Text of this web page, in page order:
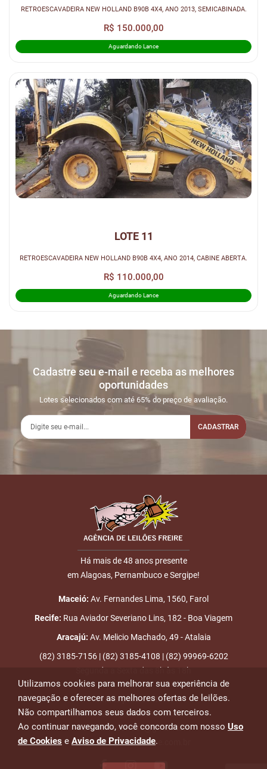
RETROESCAVADEIRA NEW HOLLAND B90B 4X4, ANO 2013, SEMICABINADA.
R$ 150.000,00
Aguardando Lance
LOTE 11
RETROESCAVADEIRA NEW HOLLAND B90B 4X4, ANO 2014, CABINE ABERTA.
R$ 110.000,00
Aguardando Lance
Cadastre seu e-mail e receba as melhores
oportunidades
Lotes selecionados com até 65% do preço de avaliação.
CADASTRAR
Há mais de 48 anos presente
em Alagoas, Pernambuco e Sergipe!
Maceió: Av. Fernandes Lima, 1560, Farol
Recife: Rua Aviador Severiano Lins, 182 - Boa Viagem
Aracajú: Av. Melicio Machado, 49 - Atalaia
(82) 3185-7156 | (82) 3185-4108 | (82) 99969-6202
Segunda a Sexta das 8h às 18h
Emails para contato:
atendimento@leiloesfreire.com.br
osmanleiloesfreire@gmail.com
alexandre@leiloesfreire.com.br
Utilizamos cookies para melhorar sua experiência de
navegação e oferecer as melhores ofertas de leilões.
Não compartilhamos seus dados com terceiros.
Ao continuar navegando, você concorda com nosso Uso
de Cookies e Aviso de Privacidade.